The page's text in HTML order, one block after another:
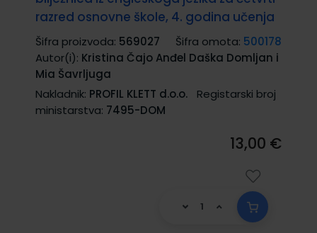
razred osnovne škole, 4. godina učenja
Šifra proizvoda: 569027 Šifra omota: 500178
Autor(i): Kristina Čajo Anđel Daška Domljan i
Mia Šavrljuga
Nakladnik: PROFIL KLETT d.o.o.
Registarski broj
ministarstva: 7495-DOM
13,00 €